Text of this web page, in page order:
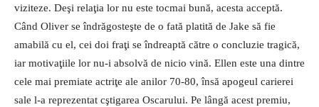
viziteze. Deşi relaţia lor nu este tocmai bună, acesta acceptă.
Când Oliver se îndrăgosteşte de o fată platită de Jake să fie
amabilă cu el, cei doi fraţi se îndreaptă către o concluzie tragică,
iar motivaţiile lor nu-i absolvă de nicio vină. Ellen este una dintre
cele mai premiate actriţe ale anilor 70-80, însă apogeul carierei
sale l-a reprezentat cştigarea Oscarului. Pe lângă acest premiu,